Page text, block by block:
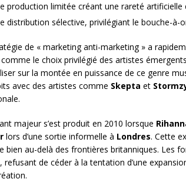
production limitée créant une rareté
distribution sélective, privilégiant le bouche-
de « marketing anti-marketing » a
le choix privilégié des artistes
sur la montée en puissance de ce genre
avec des artistes comme Skepta et
majeur s’est produit en 2010 lorsque
lors d’une sortie informelle à Londres. Cette
bien au-delà des frontières britanniques. Les
refusant de céder à la tentation d’une